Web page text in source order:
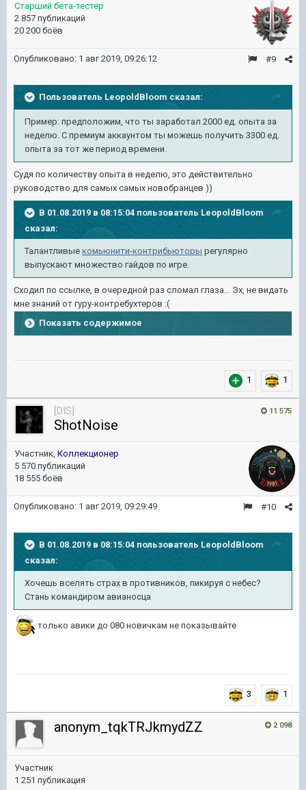
Старший бета-тестер
2 857 публикаций
20 200 боёв
#9
Опубликовано: 1 авг 2019, 09:26:12
Пользователь LeopoldBloom сказал:
Пример: предположим, что ты заработал 2000 ед. опыта за
неделю. С премиум аккаунтом ты можешь получить 3300 ед.
опыта за тот же период времени.
Судя по количеству опыта в неделю, это действительно
руководство для самых самых новобранцев ))
В 01.08.2019 в 08:15:04 пользователь LeopoldBloom
сказал:
Талантливые комьюнити-контрибьюторы регулярно
выпускают множество гайдов по игре.
Сходил по ссылке, в очередной раз сломал глаза... Эх, не видать
мне знаний от гуру-контребухтеров :(
Показать содержимое
1 1
11 575
[DIS]
ShotNoise
Участник, Коллекционер
5 570 публикаций
18 555 боёв
#10
Опубликовано: 1 авг 2019, 09:29:49
В 01.08.2019 в 08:15:04 пользователь LeopoldBloom
сказал:
Хочешь вселять страх в противников, пикируя с небес?
Стань командиром авианосца
только авики до 080 новичкам не показывайте
3 1
2 098
anonym_tqkTRJkmydZZ
Участник
1 251 публикация